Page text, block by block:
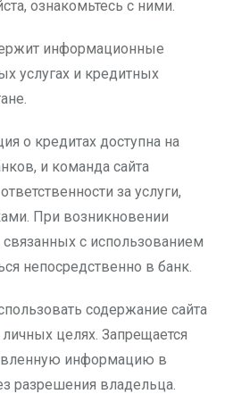
ознакомьтесь с ними.
информационные
услугах и кредитных
о кредитах доступна на
и команда сайта
за услуги,
При возникновении
с использованием
непосредственно в банк.
содержание сайта
целях. Запрещается
информацию в
разрешения владельца.